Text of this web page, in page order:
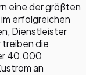
eine der größten
erfolgreichen
Dienstleister
die
40.000
an